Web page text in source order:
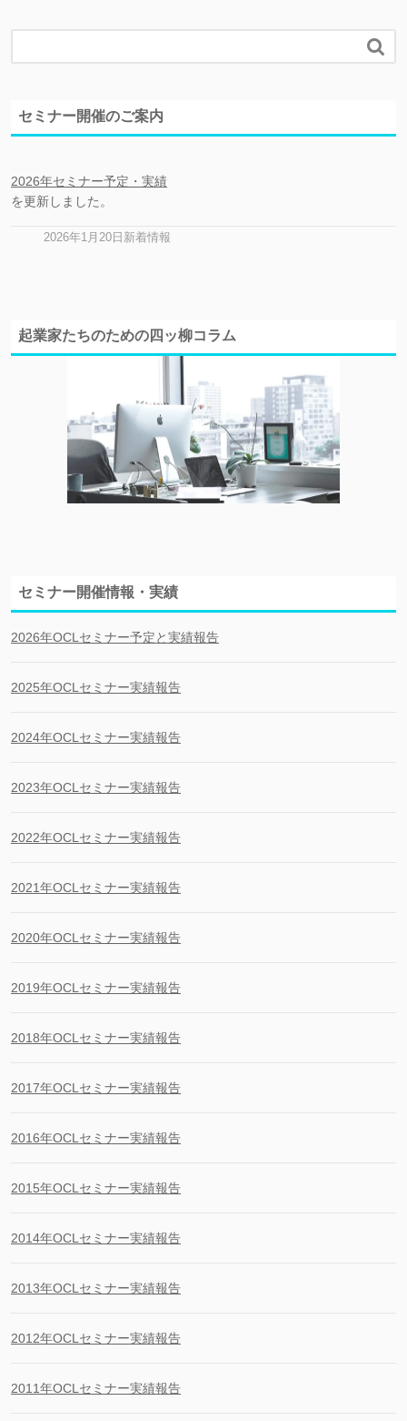

セミナー開催のご案内
2026年セミナー予定・実績
を更新しました。
2026年1月20日新着情報
起業家たちのための四ッ柳コラム
セミナー開催情報・実績
2026年OCLセミナー予定と実績報告
2025年OCLセミナー実績報告
2024年OCLセミナー実績報告
2023年OCLセミナー実績報告
2022年OCLセミナー実績報告
2021年OCLセミナー実績報告
2020年OCLセミナー実績報告
2019年OCLセミナー実績報告
2018年OCLセミナー実績報告
2017年OCLセミナー実績報告
2016年OCLセミナー実績報告
2015年OCLセミナー実績報告
2014年OCLセミナー実績報告
2013年OCLセミナー実績報告
2012年OCLセミナー実績報告
2011年OCLセミナー実績報告